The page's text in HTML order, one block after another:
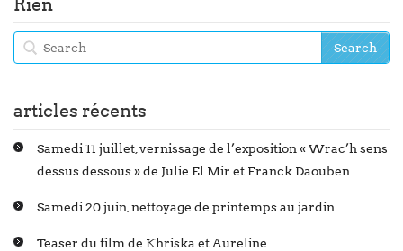
articles récents
Samedi 11 juillet, vernissage de l’exposition « Wrac’h sens
dessus dessous » de Julie El Mir et Franck Daouben
Samedi 20 juin, nettoyage de printemps au jardin
Teaser du film de Khriska et Aureline